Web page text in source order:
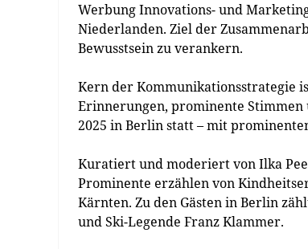
Werbung Innovations- und
Niederlanden. Ziel der
Bewusstsein zu verankern.
Kern der Kommunikationsstrategie
Erinnerungen, prominente
2025 in Berlin statt – mit
Kuratiert und moderiert von Ilka
Prominente erzählen von
Kärnten. Zu den Gästen in Berlin
und Ski-Legende Franz Klammer.